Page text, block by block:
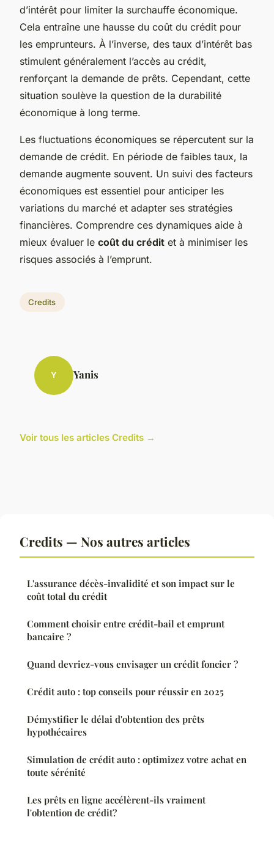
d’intérêt pour limiter la surchauffe économique.
Cela entraîne une hausse du coût du crédit pour
les emprunteurs. À l’inverse, des taux d’intérêt bas
stimulent généralement l’accès au crédit,
renforçant la demande de prêts. Cependant, cette
situation soulève la question de la durabilité
économique à long terme.
Les fluctuations économiques se répercutent sur la
demande de crédit. En période de faibles taux, la
demande augmente souvent. Un suivi des facteurs
économiques est essentiel pour anticiper les
variations du marché et adapter ses stratégies
financières. Comprendre ces dynamiques aide à
mieux évaluer le coût du crédit et à minimiser les
risques associés à l’emprunt.
Credits
Y Yanis
Voir tous les articles Credits →
Credits — Nos autres articles
L'assurance décès-invalidité et son impact sur le
coût total du crédit
Comment choisir entre crédit-bail et emprunt
bancaire ?
Quand devriez-vous envisager un crédit foncier ?
Crédit auto : top conseils pour réussir en 2025
Démystifier le délai d'obtention des prêts
hypothécaires
Simulation de crédit auto : optimizez votre achat en
toute sérénité
Les prêts en ligne accélèrent-ils vraiment
l'obtention de crédit?